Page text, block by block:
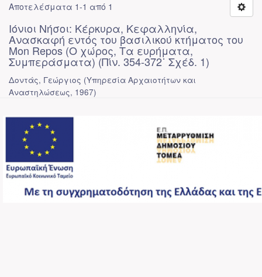
Αποτελέσματα 1-1 από 1
Ιόνιοι Νήσοι: Κέρκυρα, Κεφαλληνία,
Ανασκαφή εντός του βασιλικού κτήματος του
Mon Repos (Ο χώρος, Τα ευρήματα,
Συμπεράσματα) (Πίν. 354-372˙ Σχέδ. 1)
Δοντάς, Γεώργιος (Υπηρεσία Αρχαιοτήτων και
Αναστηλώσεως, 1967)